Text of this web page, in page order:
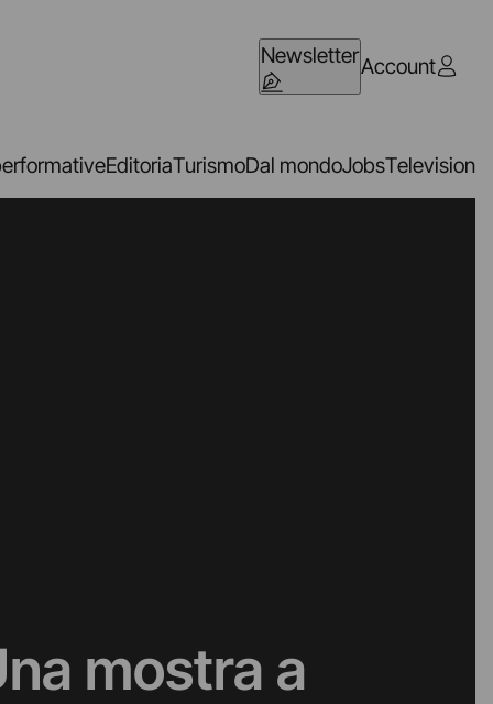
NewsletterAccount
EditoriaTurismoDal mondoJobsTelevision
mostra a